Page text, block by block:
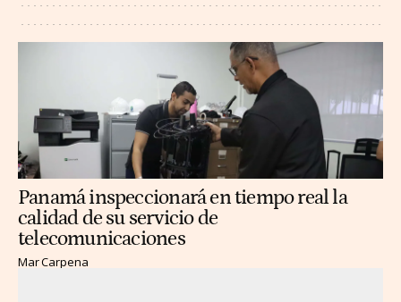
Panamá inspeccionará en tiempo real la
calidad de su servicio de
telecomunicaciones
Mar Carpena